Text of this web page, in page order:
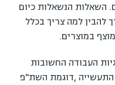
השאלות הנשאלות כיום
להבין למה צריך בכלל
במוצרים.
העבודה החשובות
התעשייה ,דוגמת השת"פ